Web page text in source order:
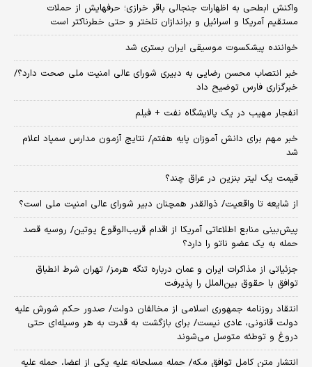
واکنش ابطحی به اظهارات جنجالی باقر خرازی؛ حرفهایش از حملات
مستقیم آمریکا و اسرائیل و براندازان تلختر و حتی خطرناکتر است
خواننده پیشکسوت موسیقی ایران بستری شد
خبر انتصاب محسن رضایی به دبیری شورای عالی امنیت ملی صحت دارد؟/
خبرگزاری فارس توضیح داد
انفجار مهیب در یک پالایشگاه نفت + فیلم
خبر مهم برای دانش آموزان پایه هفتم/ نتایج آزمون مدارس سمپاد اعلام
شد
قیمت یک لیتر بنزین در عراق چند؟
از شایعه تا واقعیت/ ذوالقدر همچنان دبیر شورای ‌عالی امنیت ملی است؟
پیش‌بینی منابع اطلاعاتی آمریکا از اقدام قریب‌الوقوع پوتین/ روسیه قصد
حمله به یک عضو ناتو را دارد؟
جزئیاتی از مذاکرات ایران و عمان درباره تنگه هرمز/ تهران شرط انطباق
توافق با حقوق بین‌الملل را پذیرفت
انتقاد روزنامه جمهوری اسلامی از مخالفان دولت/ صدور حکم شورش علیه
دولت قانونی، عادی نیست/ برای بازگشت به قدرت به هر وسیله‌ای حتی
دروغ و توطئه متوسل می‌شوند
انتشار متن کامل توافق مکه/ حمله مسلحانه علیه یکی از اعضا، حمله علیه